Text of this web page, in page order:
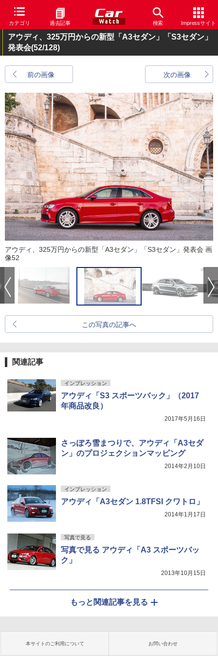
カテゴリ 過去記事 検索 Impressサイト
アウディ、325万円からの新型「A3セダン」「S3セダン」
発表会(52/128)
前の画像 次の画像
アウディ、325万円からの新型「A3セダン」「S3セダン」発表会 画
像52
この写真の記事へ
関連記事
インプレッション
アウディ「S3 スポーツバック」（2017
年商品改良）
2017年5月16日
さっぽろ雪まつりで、アウディ「A3セダ
ン」のプロジェクションマッピング
2014年2月10日
インプレッション
アウディ「A3セダン 1.8TFSI クワトロ」
2014年1月17日
写真で見る
写真で見る アウディ「A3 スポーツバッ
ク」
2013年10月15日
もっと関連記事を見る
本サイトのご利用について お問い合わせ